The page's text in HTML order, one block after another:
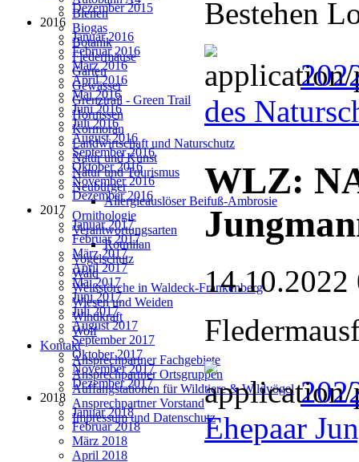
Bienen
Biogas
Botanik
Fledermäuse
Garten
Gewässer
Grenztrail - Green Trail
Hornissen
Kormoran
Landwirtschaft und Naturschutz
Natur und Kunst
Natur und Tourismus
Neubürger
Allergieauslöser Beifuß-Ambrosie
Ornithologie
Verantwortungsarten
Rotmilan
Vogelschutz
Wald
Weißstörche in Waldeck-Frankenberg
Wiesen und Weiden
Windkraft
Wolf
Kontakt
Ansprechpartner Fachgebiete
Ansprechpartner Ortsgruppen
Auffangstationen für Wildtiere & Wildvögel
Ansprechpartner Vorstand
Impressum und Datenschutz
Dezember 2015
2016
Januar 2016
Februar 2016
März 2016
April 2016
Mai 2016
Juni 2016
Juli 2016
August 2016
September 2016
Oktober 2016
November 2016
Dezember 2016
2017
Januar 2017
Februar 2017
März 2017
April 2017
Mai 2017
Juni 2017
Juli 2017
August 2017
September 2017
Oktober 2017
November 2017
Dezember 2017
2018
Januar 2018
Februar 2018
März 2018
April 2018
Bestehen
des
WLZ:
14.10.2022
Ehepaar